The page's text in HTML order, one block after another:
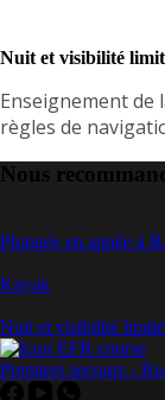
Nuit et visibilité
Enseignement de
règles de
Nous
Plongée en apnée à
Kayak
Nuit et visibilité
Premiers secours -